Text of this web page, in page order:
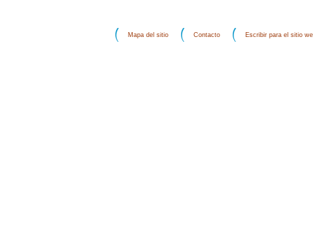
Mapa del sitio Contacto Escribir para el sitio